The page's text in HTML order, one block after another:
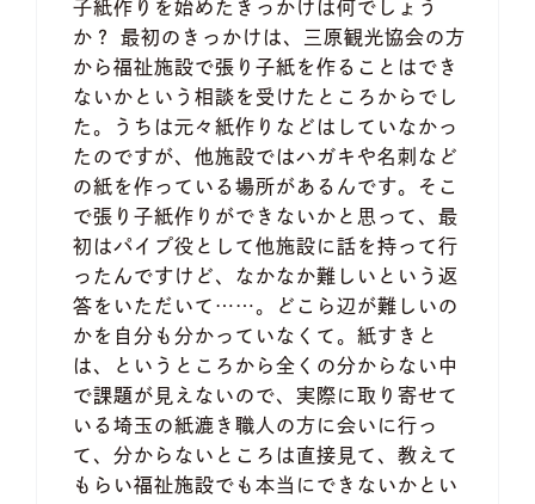
子紙作りを始めたきっかけは何でしょう
か？ 最初のきっかけは、三原観光協会の方
から福祉施設で張り子紙を作ることはでき
ないかという相談を受けたところからでし
た。うちは元々紙作りなどはしていなかっ
たのですが、他施設ではハガキや名刺など
の紙を作っている場所があるんです。そこ
で張り子紙作りができないかと思って、最
初はパイプ役として他施設に話を持って行
ったんですけど、なかなか難しいという返
答をいただいて……。どこら辺が難しいの
かを自分も分かっていなくて。紙すきと
は、というところから全くの分からない中
で課題が見えないので、実際に取り寄せて
いる埼玉の紙漉き職人の方に会いに行っ
て、分からないところは直接見て、教えて
もらい福祉施設でも本当にできないかとい